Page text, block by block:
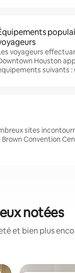
voyageurs
Houston
suivants :
sites
Convention
notées
et bien plus